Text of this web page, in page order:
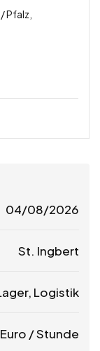
Pfalz,
04/08/2026
St. Ingbert
Logistik
Euro / Stunde